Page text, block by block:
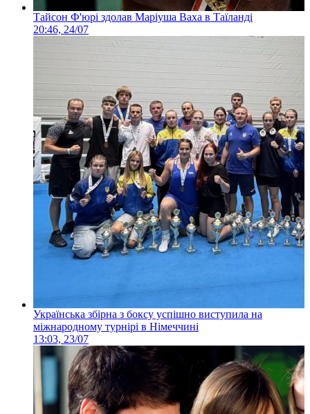
Тайсон Ф'юрі здолав Маріуша Ваха в Таїланді
20:46, 24/07
Українська збірна з боксу успішно виступила на
міжнародному турнірі в Німеччині
13:03, 23/07